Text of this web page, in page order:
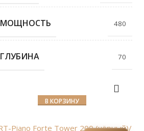
МОЩНОСТЬ 480
ГЛУБИНА 70
В КОРЗИНУ